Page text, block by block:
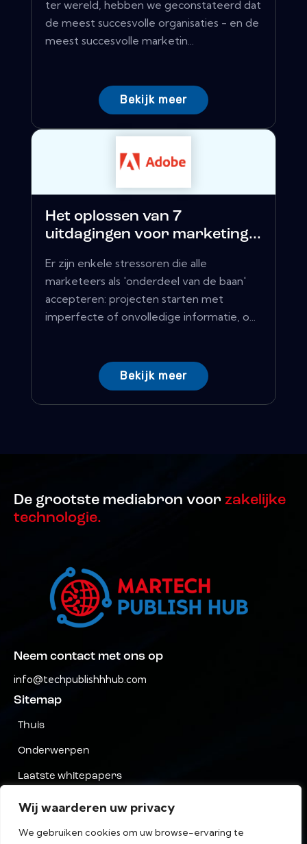
Wij waarderen uw privacy
We gebruiken cookies om uw browse-ervaring te
ter wereld, hebben we geconstateerd dat
de meest succesvolle organisaties - en de
meest succesvolle marketin...
Bekijk meer
Het oplossen van 7
uitdagingen voor marketing...
Er zijn enkele stressoren die alle
marketeers als 'onderdeel van de baan'
accepteren: projecten starten met
imperfecte of onvolledige informatie, o...
Bekijk meer
De grootste mediabron voor zakelijke
technologie.
Neem contact met ons op
info@techpublishhhub.com
Sitemap
Thuis
Onderwerpen
Laatste whitepapers
Bedrijven AZ
Neem contact met ons op